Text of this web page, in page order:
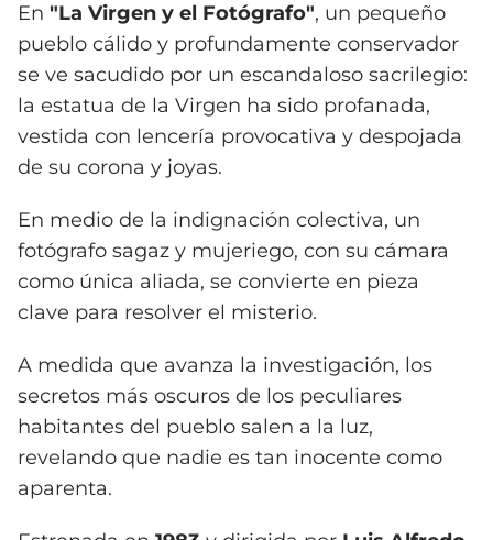
En "La Virgen y el Fotógrafo", un pequeño
pueblo cálido y profundamente conservador
se ve sacudido por un escandaloso sacrilegio:
la estatua de la Virgen ha sido profanada,
vestida con lencería provocativa y despojada
de su corona y joyas.
En medio de la indignación colectiva, un
fotógrafo sagaz y mujeriego, con su cámara
como única aliada, se convierte en pieza
clave para resolver el misterio.
A medida que avanza la investigación, los
secretos más oscuros de los peculiares
habitantes del pueblo salen a la luz,
revelando que nadie es tan inocente como
aparenta.